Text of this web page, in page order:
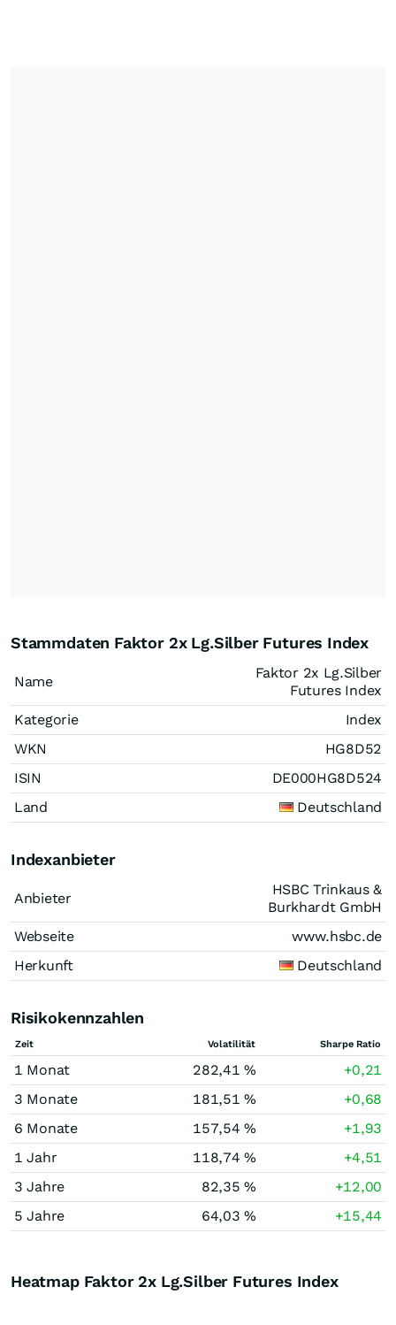
Stammdaten Faktor 2x Lg.Silber Futures Index
Name
Faktor 2x Lg.Silber
Futures Index
Kategorie
Index
WKN
HG8D52
ISIN
DE000HG8D524
Land
Deutschland
Indexanbieter
Anbieter
HSBC Trinkaus &
Burkhardt GmbH
Webseite
www.hsbc.de
Herkunft
Deutschland
Risikokennzahlen
Zeit Volatilität Sharpe Ratio
1 Monat 282,41 %
+0,21
3 Monate
181,51 %
+0,68
6 Monate
157,54 %
+1,93
1 Jahr
118,74 %
+4,51
3 Jahre
82,35 %
+12,00
5 Jahre
64,03 % +15,44
Heatmap Faktor 2x Lg.Silber Futures Index